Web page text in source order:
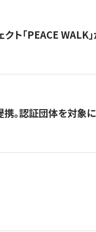
ト「PEACE WALK
。認証団体を対象